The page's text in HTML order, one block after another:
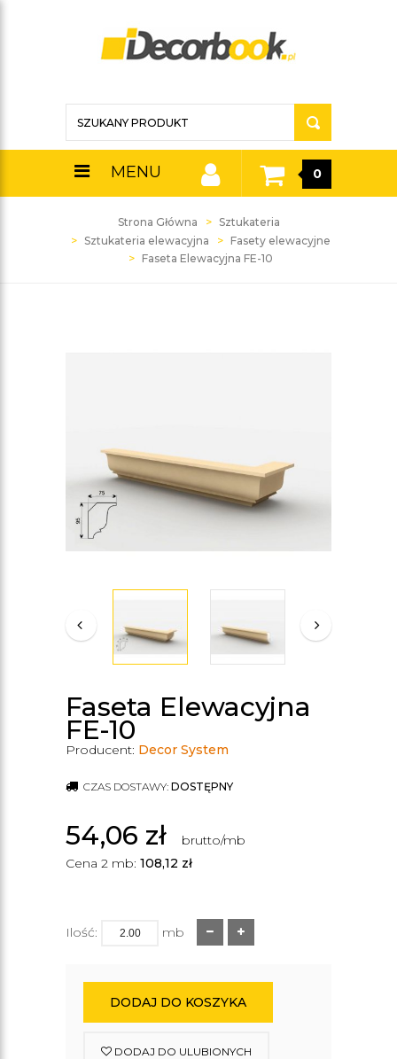
MENU 0
Strona Główna
Sztukateria
Sztukateria elewacyjna
Fasety elewacyjne
Faseta Elewacyjna FE-10
Faseta Elewacyjna
FE-10
Producent: Decor System
CZAS DOSTAWY: DOSTĘPNY
54,06 zł
brutto/mb
Cena 2 mb: 108,12 zł
Ilość: mb
DODAJ DO KOSZYKA
DODAJ DO ULUBIONYCH